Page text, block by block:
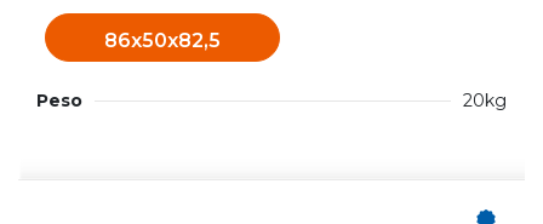
86x50x82,5
Peso 20kg